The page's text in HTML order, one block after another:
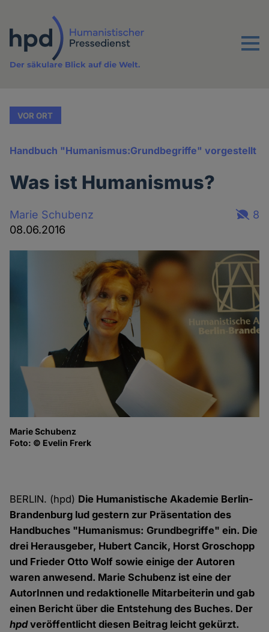
Inhalt
Menu
Der säkulare Blick auf die Welt.
VOR ORT
Handbuch "Humanismus:Grundbegriffe" vorgestellt
Was ist Humanismus?
Marie Schubenz
08.06.2016
8
Marie Schubenz
Foto: © Evelin Frerk
BERLIN. (hpd) Die Humanistische Akademie Berlin-
Brandenburg lud gestern zur Präsentation des
Handbuches "Humanismus: Grundbegriffe" ein. Die
drei Herausgeber, Hubert Cancik, Horst Groschopp
und Frieder Otto Wolf sowie einige der Autoren
waren anwesend. Marie Schubenz ist eine der
AutorInnen und redaktionelle Mitarbeiterin und gab
einen Bericht über die Entstehung des Buches. Der
hpdveröffentlicht diesen Beitrag leicht gekürzt.